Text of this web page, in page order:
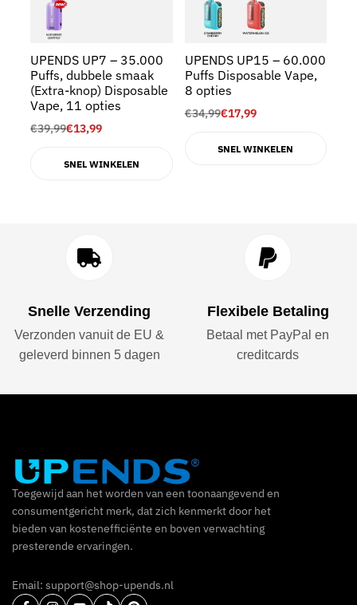
UPENDS UP7 – 35.000
Puffs, dubbele smaak
(Extra-knop) Disposable
Vape, 11 opties
€39,99€13,99
SNEL WINKELEN
UPENDS UP15 – 60.000
Puffs Disposable Vape,
8 opties
€34,99€17,99
SNEL WINKELEN
Snelle Verzending
Verzonden vanuit de EU &
geleverd binnen 5 dagen
Flexibele Betaling
Betaal met PayPal en
creditcards
Toegewijd aan het worden van een toonaangevend en
consumentgericht merk, dat zich kenmerkt door het
bieden van kostenefficiënte en boven verwachting
presterende ervaringen.
Email: support@shop-upends.nl